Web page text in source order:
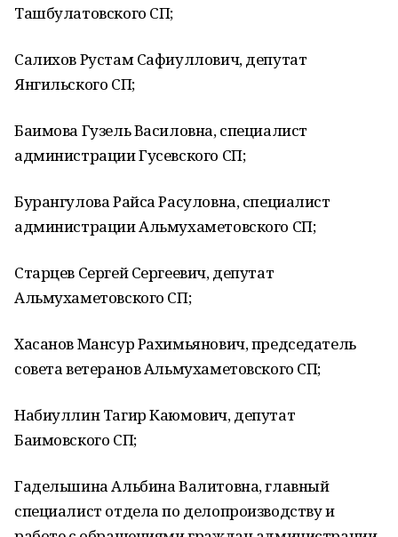
Ташбулатовского СП;
Салихов Рустам Сафиуллович, депутат
Янгильского СП;
Баимова Гузель Василовна, специалист
администрации Гусевского СП;
Бурангулова Райса Расуловна, специалист
администрации Альмухаметовского СП;
Старцев Сергей Сергеевич, депутат
Альмухаметовского СП;
Хасанов Мансур Рахимьянович, председатель
совета ветеранов Альмухаметовского СП;
Набиуллин Тагир Каюмович, депутат
Баимовского СП;
Гадельшина Альбина Валитовна, главный
специалист отдела по делопроизводству и